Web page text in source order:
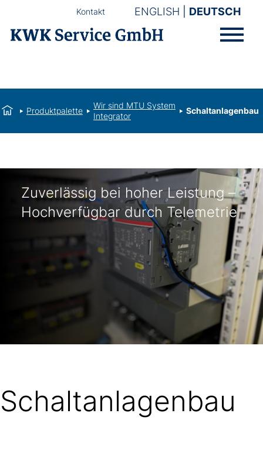
ENGLISH DEUTSCH
Kontakt
Produktpalette
Wir sind MTU System
Integrator
Schaltanlagenbau
Zuverlässig bei hoher Leistung –
Hochverfügbar durch Telemetrie
Schaltanlagenbau